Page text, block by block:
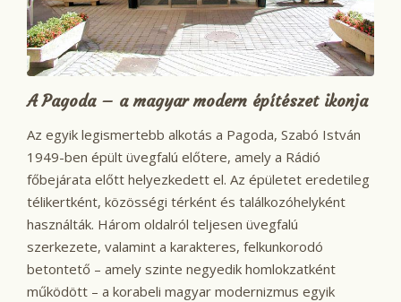
A Pagoda – a magyar modern építészet ikonja
Az egyik legismertebb alkotás a Pagoda, Szabó István
1949-ben épült üvegfalú előtere, amely a Rádió
főbejárata előtt helyezkedett el. Az épületet eredetileg
télikertként, közösségi térként és találkozóhelyként
használták. Három oldalról teljesen üvegfalú
szerkezete, valamint a karakteres, felkunkorodó
betontető – amely szinte negyedik homlokzatként
működött – a korabeli magyar modernizmus egyik